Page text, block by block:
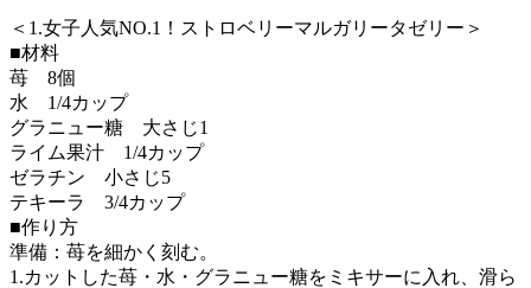
＜1.女子人気NO.1！ストロベリーマルガリータゼリー＞
■材料
苺 8個
水 1/4カップ
グラニュー糖 大さじ1
ライム果汁 1/4カップ
ゼラチン 小さじ5
テキーラ 3/4カップ
■作り方
準備：苺を細かく刻む。
1.カットした苺・水・グラニュー糖をミキサーに入れ、滑ら